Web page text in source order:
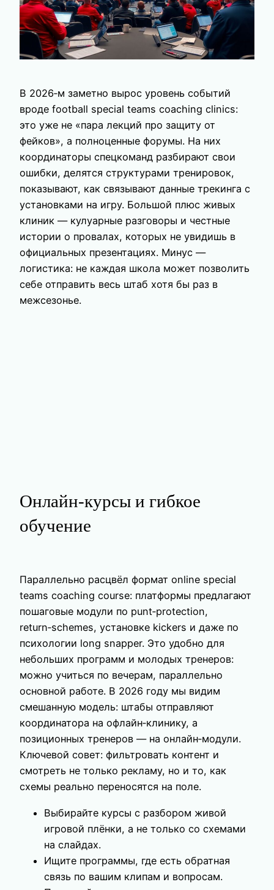
В 2026‑м заметно вырос уровень событий
вроде football special teams coaching clinics:
это уже не «пара лекций про защиту от
фейков», а полноценные форумы. На них
координаторы спецкоманд разбирают свои
ошибки, делятся структурами тренировок,
показывают, как связывают данные трекинга с
установками на игру. Большой плюс живых
клиник — кулуарные разговоры и честные
истории о провалах, которых не увидишь в
официальных презентациях. Минус —
логистика: не каждая школа может позволить
себе отправить весь штаб хотя бы раз в
межсезонье.
Онлайн‑курсы и гибкое
обучение
Параллельно расцвёл формат online special
teams coaching course: платформы предлагают
пошаговые модули по punt‑protection,
return‑schemes, установке kickers и даже по
психологии long snapper. Это удобно для
небольших программ и молодых тренеров:
можно учиться по вечерам, параллельно
основной работе. В 2026 году мы видим
смешанную модель: штабы отправляют
координатора на офлайн‑клинику, а
позиционных тренеров — на онлайн‑модули.
Ключевой совет: фильтровать контент и
смотреть не только рекламу, но и то, как
схемы реально переносятся на поле.
Выбирайте курсы с разбором живой
игровой плёнки, а не только со схемами
на слайдах.
Ищите программы, где есть обратная
связь по вашим клипам и вопросам.